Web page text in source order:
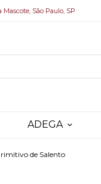
São Paulo, SP
ADEGA
de Salento